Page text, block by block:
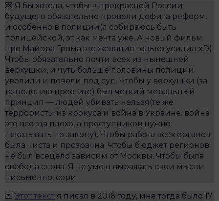
💌 Я бы хотела, чтобы в прекрасной России
будущего обязательно провели дофига реформ,
и особенно в полиции(я собираюсь быть
полицейской, эт как мечта уже. А новый фильм
про Майора Грома это желание только усилил xD).
Чтобы обязательно почти всех из нынешней
верхушки, и чуть больше половины полиции
уволили и повели под суд. Чтобы у верхушки (за
тавтологию простите) был четкий моральный
принцип — людей убивать нельзя(те же
террористы из крокуса и война в Украине. война
это всегда плохо, а преступников нужно
наказывать по закону). Чтобы работа всех органов
была чиста и прозрачна. Чтобы бюджет регионов
не был всецело зависим от Москвы. Чтобы была
свобода слова. Я не умею выражать свои мысли
письменно, сори
💌 Этот текст я писал в 2016 году, мне тогда было 17